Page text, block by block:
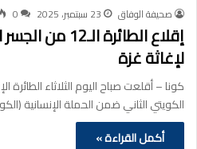
صحيفة الوفاق 23 سبتمبر، 2025 0
إقلاع الطائرة
لإغاثة غزة
الكويتي الثاني ضمن الحملة الإنسانية
أكمل القراءة »